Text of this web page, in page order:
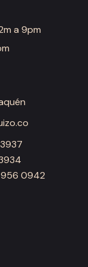
a 9pm
0942